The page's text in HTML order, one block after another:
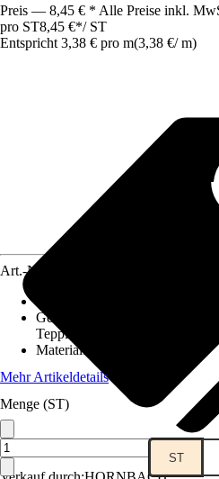
Preis — 8,45 € * Alle Preise inkl.
pro ST8,45 €*/ ST
Entspricht 3,38 € pro m(3,38 €/ m)
Art.-Nr.
Kleben, Nageln,
Geeignet für
Fliesen,
Teppichboden, PVC /
Material:
Mehr Artikeldetails
Menge (ST)
ST